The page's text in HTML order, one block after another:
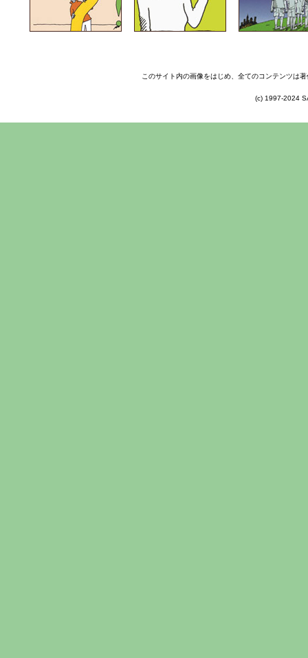
このサイト内の画像をはじめ、全てのコンテンツは
(c) 1997-2024